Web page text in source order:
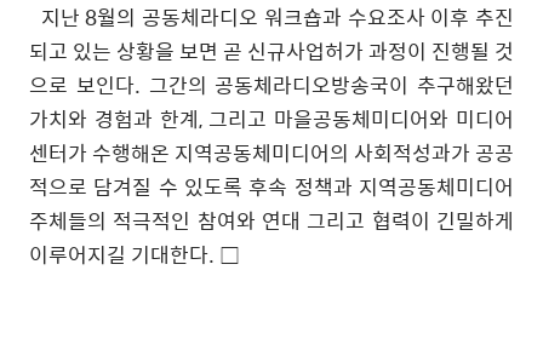
지난8월의 공동체라디오 워크숍과 수요조사 이후 추진
되고 있는 상황을 보면 곧 신규사업허가 과정이 진행될 것
으로 보인다. 그간의 공동체라디오방송국이 추구해왔던
가치와 경험과 한계, 그리고 마을공동체미디어와 미디어
센터가 수행해온 지역공동체미디어의 사회적성과가 공공
적으로 담겨질 수 있도록 후속 정책과 지역공동체미디어
주체들의 적극적인 참여와 연대 그리고 협력이 긴밀하게
이루어지길 기대한다. □